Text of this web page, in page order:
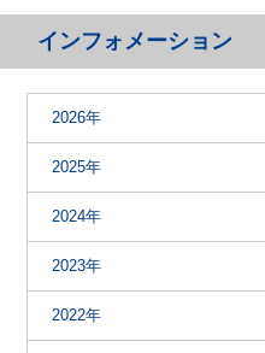
インフォメーション
2026年
2025年
2024年
2023年
2022年